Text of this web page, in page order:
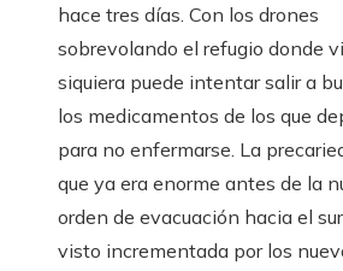
hace tres días. Con los drones
sobrevolando el refugio donde
siquiera puede intentar salir a
los medicamentos de los que
para no enfermarse. La
que ya era enorme antes de la
orden de evacuación hacia el
visto incrementada por los